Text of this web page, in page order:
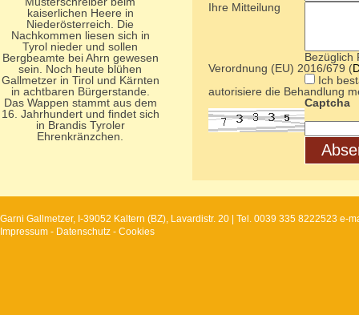
kaiserlichen Heere in
Niederösterreich. Die
Nachkommen liesen sich in
Tyrol nieder und sollen
Bergbeamte bei Ahrn gewesen
sein. Noch heute blühen
Gallmetzer in Tirol und Kärnten
in achtbaren Bürgerstande.
Das Wappen stammt aus dem
16. Jahrhundert und findet sich
in Brandis Tyroler
Ehrenkränzchen.
Ihre Mitteilung
Bezüglich
Verordnung (EU) 2016/679 (
Ich
autorisiere die Behandlung
Captcha
Garni Gallmetzer, I-39052 Kaltern (BZ), Lavardistr. 20 | Tel. 0039 335 8222523 e-
Impressum - Datenschutz - Cookies